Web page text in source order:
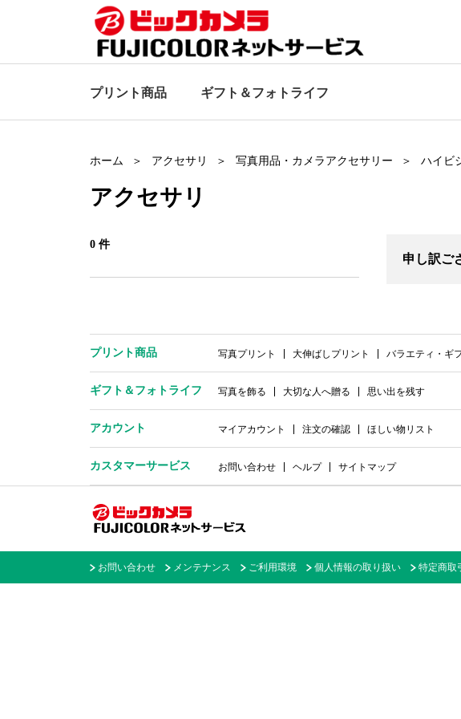
プリント商品 ギフト＆フォトライフ
ホーム アクセサリ 写真用品・カメラアクセサリー ハイビ
アクセサリ
0 件
申し訳ご
プリント商品 写真プリント 大伸ばしプリント バラエティ・ギ
ギフト＆ フォトライフ 写真を飾る 大切な人へ贈る 思い出を残す
アカウント マイアカウント 注文の確認 ほしい物リスト
カスタマーサービス お問い合わせ ヘルプ サイトマップ
お問い合わせ メンテナンス ご利用環境 個人情報の取り扱い 特定商取